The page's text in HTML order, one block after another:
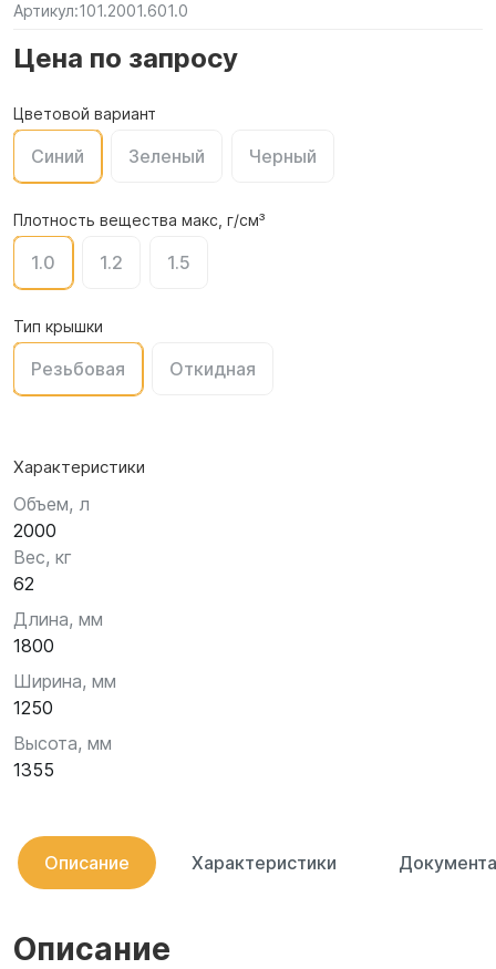
Артикул:101.2001.601.0
Цена по запросу
Цветовой вариант
Синий Зеленый Черный
Плотность вещества макс, г/см³
1.0 1.2 1.5
Тип крышки
Резьбовая Откидная
Характеристики
Объем, л
2000
Вес, кг
62
Длина, мм
1800
Ширина, мм
1250
Высота, мм
1355
Описание Характеристики
Описание